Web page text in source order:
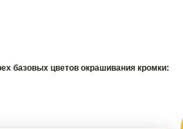
базовых цветов окрашивания кромки: